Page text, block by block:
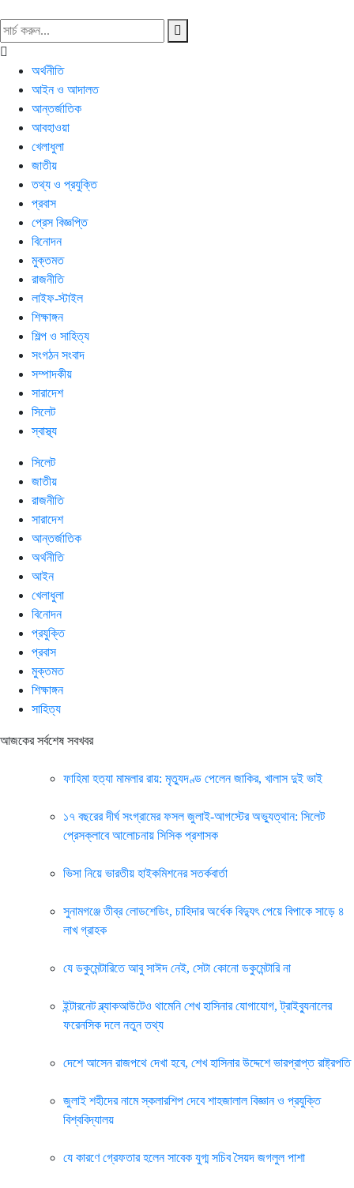
অর্থনীতি
আইন ও আদালত
আন্তর্জাতিক
আবহাওয়া
খেলাধুলা
জাতীয়
তথ্য ও প্রযুক্তি
প্রবাস
প্রেস বিজ্ঞপ্তি
বিনোদন
মুক্তমত
রাজনীতি
লাইফ-স্টাইল
শিক্ষাঙ্গন
শিল্প ও সাহিত্য
সংগঠন সংবাদ
সম্পাদকীয়
সারাদেশ
সিলেট
স্বাস্থ্য
সিলেট
জাতীয়
রাজনীতি
সারাদেশ
আন্তর্জাতিক
অর্থনীতি
আইন
খেলাধুলা
বিনোদন
প্রযুক্তি
প্রবাস
মুক্তমত
শিক্ষাঙ্গন
সাহিত্য
আজকের সর্বশেষ সবখবর
ফাহিমা হত্যা মামলার রায়: মৃত্যুদণ্ড পেলেন জাকির, খালাস দুই ভাই
১৭ বছরের দীর্ঘ সংগ্রামের ফসল জুলাই-আগস্টের অভ্যুত্থান: সিলেট
প্রেসক্লাবে আলোচনায় সিসিক প্রশাসক
ভিসা নিয়ে ভারতীয় হাইকমিশনের সতর্কবার্তা
সুনামগঞ্জে তীব্র লোডশেডিং, চাহিদার অর্ধেক বিদ্যুৎ পেয়ে বিপাকে সাড়ে ৪
লাখ গ্রাহক
যে ডকুমেন্টারিতে আবু সাঈদ নেই, সেটা কোনো ডকুমেন্টারি না
ইন্টারনেট ব্ল্যাকআউটেও থামেনি শেখ হাসিনার যোগাযোগ, ট্রাইব্যুনালের
ফরেনসিক দলে নতুন তথ্য
দেশে আসেন রাজপথে দেখা হবে, শেখ হাসিনার উদ্দেশে ভারপ্রাপ্ত রাষ্ট্রপতি
জুলাই শহীদের নামে স্কলারশিপ দেবে শাহজালাল বিজ্ঞান ও প্রযুক্তি
বিশ্ববিদ্যালয়
যে কারণে গ্রেফতার হলেন সাবেক যুগ্ম সচিব সৈয়দ জগলুল পাশা